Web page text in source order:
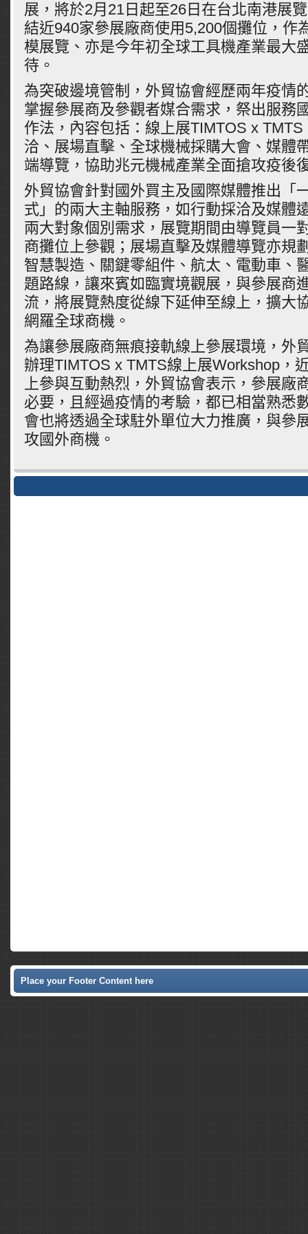
展，將於2月21日起至26日在台北南港展
結近940家參展廠商使用5,200個攤位，作
模展覽、亦是今年初全球工具機產業最大
待。
為突破邊境管制，外貿協會經歷兩年疫情
掌握參展商及參觀者媒合需求，祭出服務
作法，內容包括：線上展TIMTOS x
洽、展場直擊、全球機械採購大會、媒體
端導覽，協助兆元機械產業全面搶攻疫後
外貿協會針對國外買主及國際媒體推出「
式」的兩大主軸服務，如行動採洽及媒體
兩大對象個別需求，展覽期間由導覽員一
商攤位上參觀；展場直擊及媒體導覽亦規
智慧製造、關鍵零組件、航太、電動車、
題路線，讓來賓如臨實境觀展，與參展商
流，將展覽熱度從線下延伸至線上，擴大
網羅全球商機。
為讓參展廠商無痕接軌線上參展環境，外
辦理TIMTOS x TMTS線上展Workshop，
上參與互動熱烈，外貿協會表示，參展廠
必要，且經過疫情的考驗，都已相當熟悉
會也將透過全球駐外單位大力推廣，與參
攻國外商機。
Place your Footer Content here